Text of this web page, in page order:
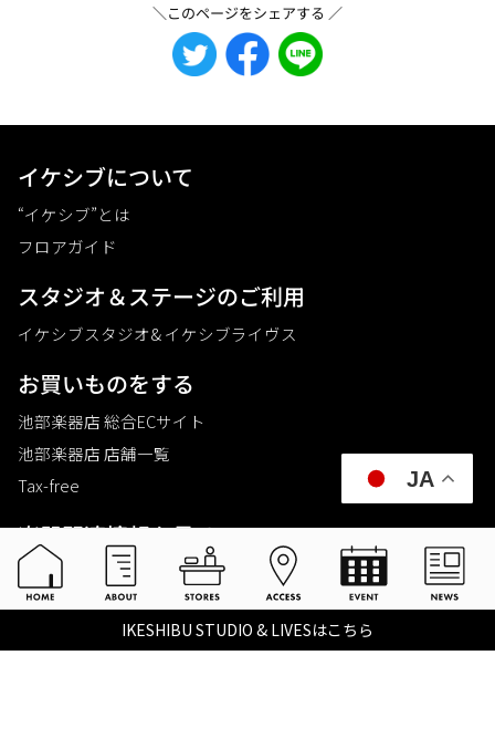
IKESHIBU STUDIO & LIVESはこちら
＼このページをシェアする ／
イケシブについて
“イケシブ”とは
フロアガイド
スタジオ＆ステージのご利⽤
イケシブスタジオ& イケシブライヴス
お買いものをする
池部楽器店 総合ECサイト
池部楽器店 店舗一覧
Tax-free
楽器関連情報を見る
こちらイケベ新製品情報局
Ikebe Channel
JA